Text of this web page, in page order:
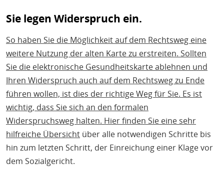
Sie legen Widerspruch ein.
So haben Sie die Möglichkeit auf dem Rechtsweg eine
weitere Nutzung der alten Karte zu erstreiten. Sollten
Sie die elektronische Gesundheitskarte ablehnen und
Ihren Widerspruch auch auf dem Rechtsweg zu Ende
führen wollen, ist dies der richtige Weg für Sie. Es ist
wichtig, dass Sie sich an den formalen
Widerspruchsweg halten. Hier finden Sie eine sehr
hilfreiche Übersicht über alle notwendigen Schritte bis
hin zum letzten Schritt, der Einreichung einer Klage vor
dem Sozialgericht.